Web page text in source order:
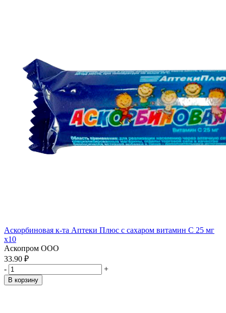
Аскорбиновая к-та Аптеки Плюс с сахаром витамин С 25 мг
x10
Аскопром ООО
33.90 ₽
-
+
В корзину